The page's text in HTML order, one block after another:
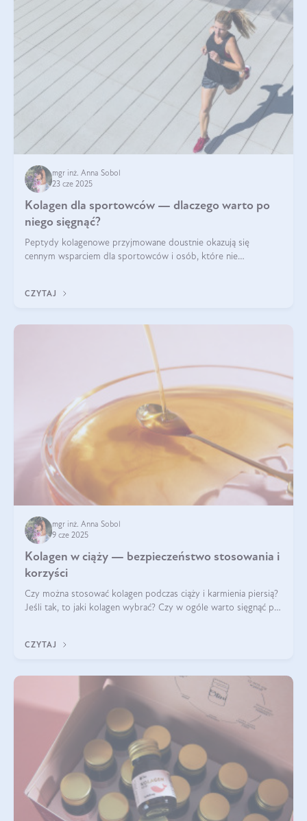
mgr inż. Anna Sobol
23 cze 2025
Kolagen dla sportowców — dlaczego warto po
niego sięgnąć?
Peptydy kolagenowe przyjmowane doustnie okazują się
cennym wsparciem dla sportowców i osób, które nie
CZYTAJ
mgr inż. Anna Sobol
9 cze 2025
Kolagen w ciąży — bezpieczeństwo stosowania i
korzyści
Czy można stosować kolagen podczas ciąży i karmienia piersią?
Jeśli tak, to jaki kolagen wybrać? Czy w ogóle warto sięgnąć po
CZYTAJ